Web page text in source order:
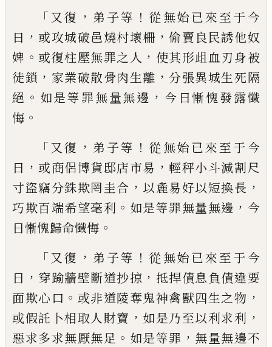
「又復 ， 弟子等 ！ 從無始已來至于今
日 ， 或攻城破邑燒村壞柵 ，偷賣良民誘他奴
婢 。 或復柱壓無罪之人 ， 使其形𭭞血刃身被
徒鎖 ， 家業破散骨肉生離 ， 分張異城生死隔
絕 。 如是等 罪無量無邊 ， 今日慚愧發露懺
悔 。
「又復 ， 弟子等 ！ 從無始已來至于今
日 ， 或商侶博貨邸店市易 ，輕秤小斗減割尺
寸盜竊分銖欺罔圭合 ， 以麁易好以短換長 ，
巧欺百端希望毫利 。 如是等罪無量無邊 ， 今
日慚愧歸命懺悔 。
「又復 ， 弟子等 ！ 從無始已來至于今
日 ， 穿踰牆壁斷道抄掠 ， 抵捍債息負債違要
面欺心口 。 或非道陵奪鬼神禽獸四生之物 ，
或假託卜相取人財寶 ， 如是乃至以利求利 ，
惡求多求無厭無足 。 如是等罪 ， 無量無邊不